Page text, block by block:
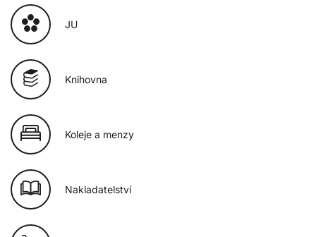
JU
Knihovna
Koleje a menzy
Nakladatelství